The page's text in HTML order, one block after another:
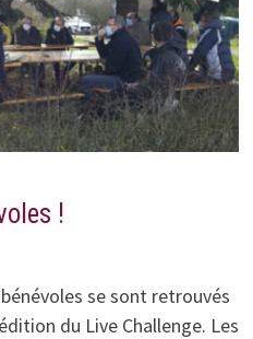
!
se sont retrouvés
du Live Challenge. Les